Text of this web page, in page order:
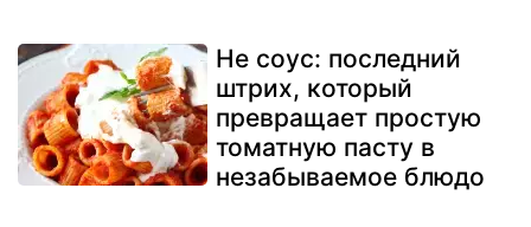
Не соус: последний
штрих, который
превращает простую
томатную пасту в
незабываемое блюдо